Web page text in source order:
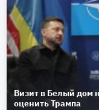
Визит в Белый дом
оценить Трампа